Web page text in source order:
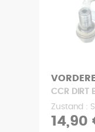
CCR DIRT
Zustand :
14,90